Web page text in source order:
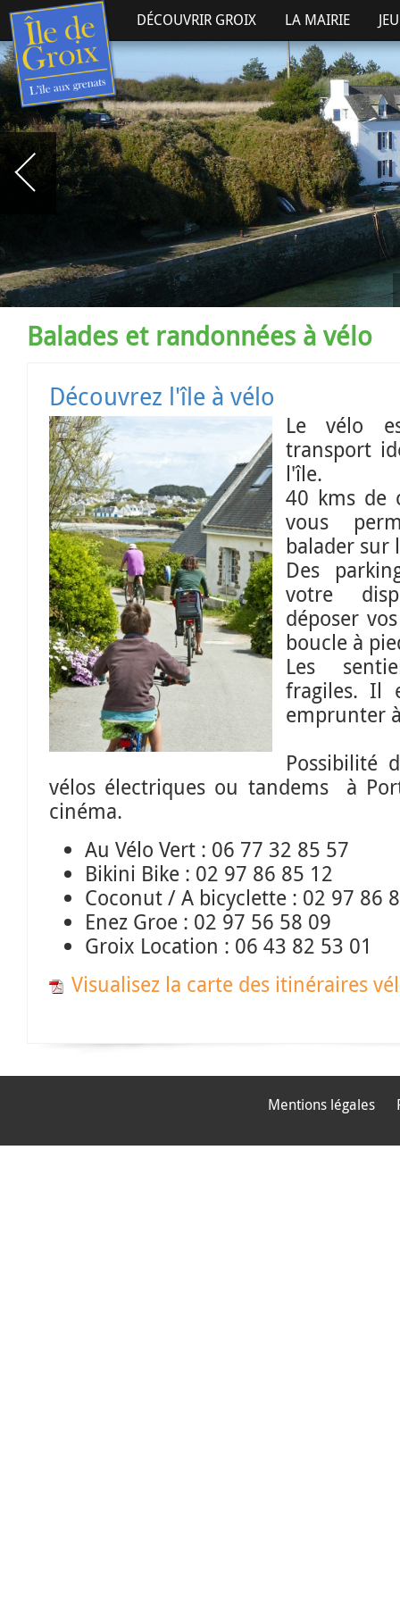
DÉCOUVRIR GROIX LA MAIRIE
Balades et randonnées à vélo
Découvrez l'île à vélo
Le vélo
transport
l'île.
40 kms de
vous
balader sur
Des
votre
déposer
boucle à
Les
fragiles. Il
emprunter
Possibilité
vélos électriques ou tandems à
cinéma.
Au Vélo Vert : 06 77 32 85 57
Bikini Bike : 02 97 86 85 12
Coconut / A bicyclette : 02 97 86
Enez Groe : 02 97 56 58 09
Groix Location : 06 43 82 53 01
Visualisez la carte des itinéraires
Mentions légales